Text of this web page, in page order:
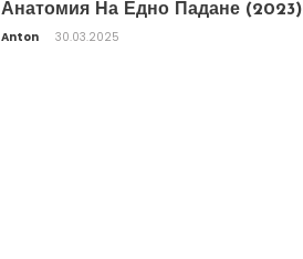
Анатомия На Едно Падане (2023)
Anton 30.03.2025